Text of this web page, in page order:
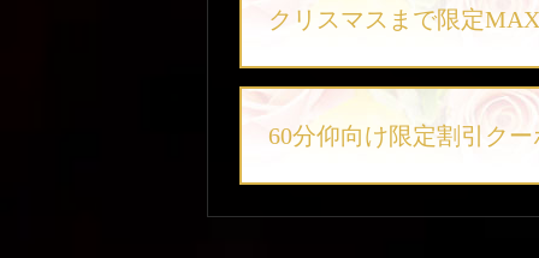
クリスマスまで限定
60分仰向け限定割引ク